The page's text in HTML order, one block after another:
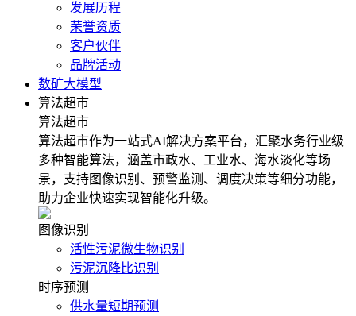
发展历程
荣誉资质
客户伙伴
品牌活动
数矿大模型
算法超市
算法超市
算法超市作为一站式AI解决方案平台，汇聚水务行业级
多种智能算法，涵盖市政水、工业水、海水淡化等场
景，支持图像识别、预警监测、调度决策等细分功能，
助力企业快速实现智能化升级。
图像识别
活性污泥微生物识别
污泥沉降比识别
时序预测
供水量短期预测